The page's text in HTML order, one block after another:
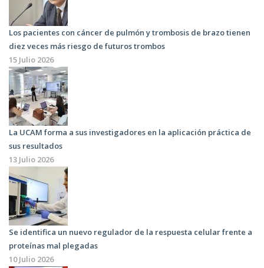
Los pacientes con cáncer de pulmón y trombosis de brazo tienen
diez veces más riesgo de futuros trombos
15 Julio 2026
La UCAM forma a sus investigadores en la aplicación práctica de
sus resultados
13 Julio 2026
Se identifica un nuevo regulador de la respuesta celular frente a
proteínas mal plegadas
10 Julio 2026